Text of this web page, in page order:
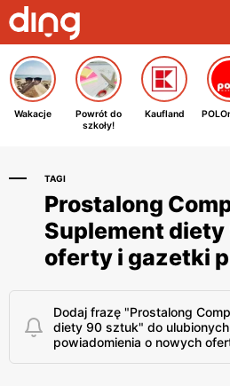
Wakacje
Powrót do
szkoły!
Kaufland
TAGI
Prostalong
Suplement
oferty i gazetki
Dodaj frazę "Prostalong
diety 90 sztuk" do
powiadomienia o nowych